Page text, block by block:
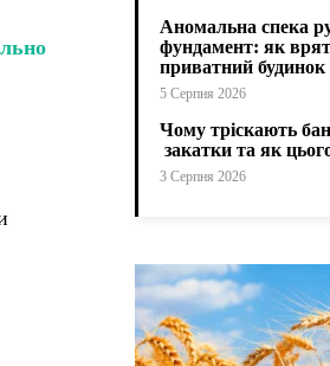
Аномальна спека
фундамент: як
приватний будинок
5 Серпня 2026
Чому тріскають
закатки та як
3 Серпня 2026